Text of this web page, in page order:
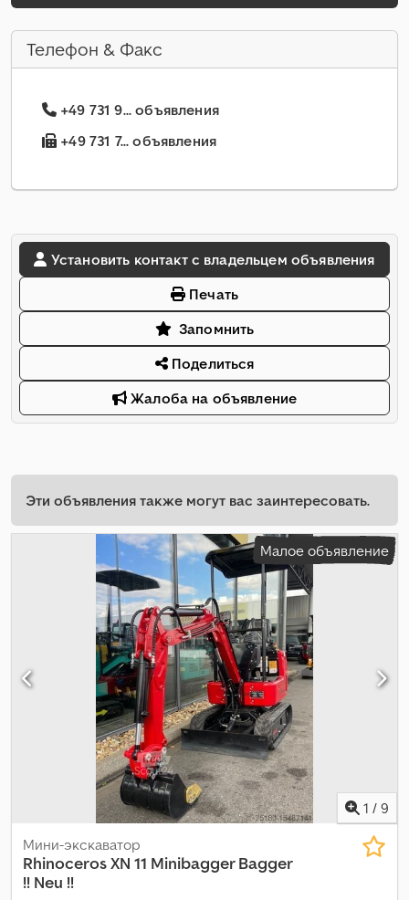
Телефон & Факс
+49 731 9... объявления
+49 731 7... объявления
Установить контакт с владельцем объявления
Печать
Запомнить
Поделиться
Жалоба на объявление
Эти объявления также могут вас заинтересовать.
Малое объявление
1 / 9
Мини-экскаватор
Rhinoceros XN 11 Minibagger Bagger
!! Neu !!